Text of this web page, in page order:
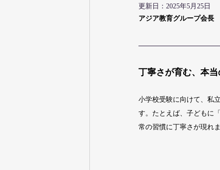
更新日： 2025年5月25日
アジア教育グループ会長
丁寧さが育む、本
小学校受験に向けて、私
す。たとえば、子どもに
常の習慣に丁寧さが現れ